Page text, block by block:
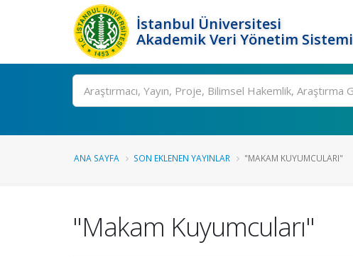
İstanbul Üniversitesi
Akademik Veri Yönetim Sistemi
Ara
ANA SAYFA SON EKLENEN YAYINLAR "MAKAM KUYUMCULARI"
"Makam Kuyumcuları"